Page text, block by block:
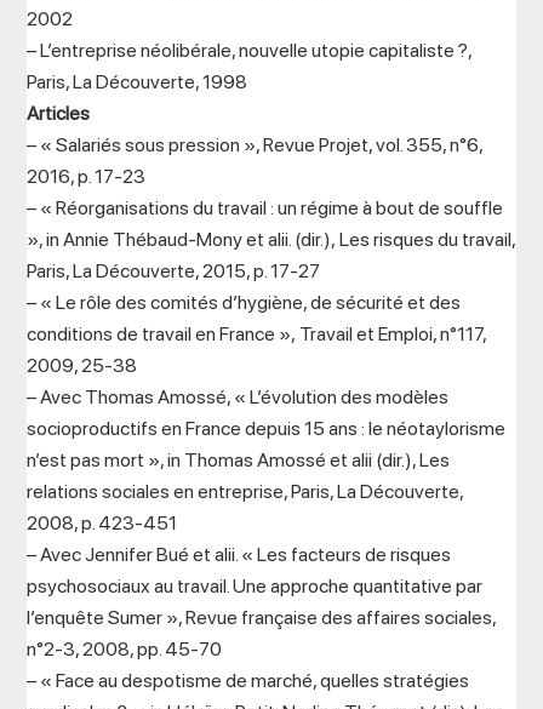
2002
– L’entreprise néolibérale, nouvelle utopie capitaliste ?,
Paris, La Découverte, 1998
Articles
– « Salariés sous pression », Revue Projet, vol. 355, n°6,
2016, p. 17-23
– « Réorganisations du travail : un régime à bout de souffle
», in Annie Thébaud-Mony et alii. (dir.), Les risques du travail,
Paris, La Découverte, 2015, p. 17-27
– « Le rôle des comités d’hygiène, de sécurité et des
conditions de travail en France », Travail et Emploi, n°117,
2009, 25-38
– Avec Thomas Amossé, « L’évolution des modèles
socioproductifs en France depuis 15 ans : le néotaylorisme
n’est pas mort », in Thomas Amossé et alii (dir.), Les
relations sociales en entreprise, Paris, La Découverte,
2008, p. 423-451
– Avec Jennifer Bué et alii. « Les facteurs de risques
psychosociaux au travail. Une approche quantitative par
l’enquête Sumer », Revue française des affaires sociales,
n°2-3, 2008, pp. 45-70
– « Face au despotisme de marché, quelles stratégies